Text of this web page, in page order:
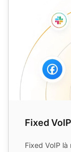
Fixed VoIP
Fixed VoIP